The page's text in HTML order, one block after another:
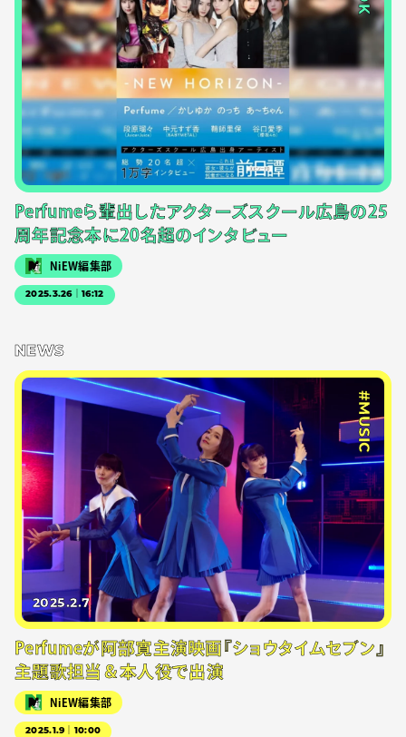
Perfumeら輩出したアクターズスクール広島の25
周年記念本に20名超のインタビュー
NiEW編集部
2025.3.26｜16:12
NEWS
#MUSIC
2025.2.7
Perfumeが阿部寛主演映画『ショウタイムセブン』
主題歌担当＆本人役で出演
NiEW編集部
2025.1.9｜10:00